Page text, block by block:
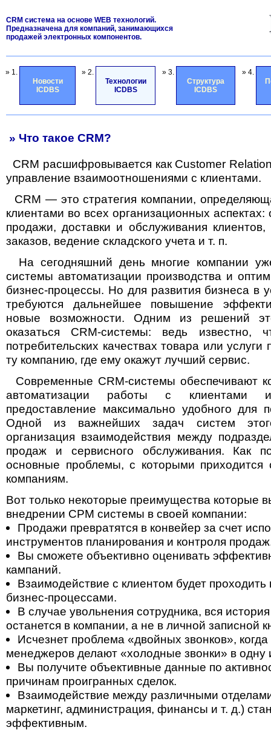
CRM система на основе WEB технологий.
Предназначена для компаний, занимающихся
продажей электронных компонентов.
» 1.
Новости
ICDBS
» 2.
Технологии
ICDBS
» 3.
Структура
ICDBS
» 4.
» Что такое CRM?
СRM расшифровывается как Customer
управление взаимоотношениями с клиентами.
CRM — это стратегия компании,
клиентами во всех организационных аспектах:
продажи, доставки и обслуживания клиентов,
заказов, ведение складского учета и т. п.
На сегодняшний день многие компании
системы автоматизации производства и
бизнес-процессы. Но для развития бизнеса в
требуются дальнейшее повышение
новые возможности. Одним из решений
оказаться CRM-системы: ведь известно,
потребительских качествах товара или услуги
ту компанию, где ему окажут лучший сервис.
Современные CRM-системы обеспечивают
автоматизации работы с клиентами
предоставление максимально удобного для
Одной из важнейших задач систем
организация взаимодействия между
продаж и сервисного обслуживания. Как
основные проблемы, с которыми приходится
компаниям.
Вот только некоторые преимущества которые
внедрении СРМ системы в своей компании:
Продажи превратятся в конвейер за счет
инструментов планирования и контроля
Вы сможете объективно оценивать
кампаний.
Взаимодействие с клиентом будет проходить
бизнес-процессами.
В случае увольнения сотрудника, вся
останется в компании, а не в личной записной
Исчезнет проблема «двойных звонков», когда
менеджеров делают «холодные звонки» в одну
Вы получите объективные данные по
причинам проигранных сделок.
Взаимодействие между различными
маркетинг, администрация, финансы и т. д.)
эффективным.